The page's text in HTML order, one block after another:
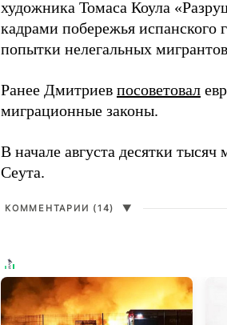
художника Томаса Коула
кадрами побережья испанского
попытки нелегальных
Ранее Дмитриев посоветовал
миграционные законы.
В начале августа десятки тысяч
Сеута.
КОММЕНТАРИИ (14) ▼